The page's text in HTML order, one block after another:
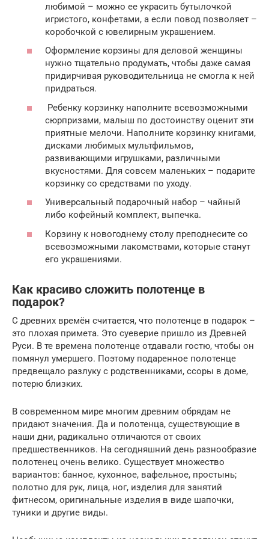
любимой – можно ее украсить бутылочкой
игристого, конфетами, а если повод позволяет –
коробочкой с ювелирным украшением.
Оформление корзины для деловой женщины
нужно тщательно продумать, чтобы даже самая
придирчивая руководительница не смогла к ней
придраться.
Ребенку корзинку наполните всевозможными
сюрпризами, малыш по достоинству оценит эти
приятные мелочи. Наполните корзинку книгами,
дисками любимых мультфильмов,
развивающими игрушками, различными
вкусностями. Для совсем маленьких – подарите
корзинку со средствами по уходу.
Универсальный подарочный набор – чайный
либо кофейный комплект, выпечка.
Корзину к новогоднему столу преподнесите со
всевозможными лакомствами, которые станут
его украшениями.
Как красиво сложить полотенце в
подарок?
С древних времён считается, что полотенце в подарок –
это плохая примета. Это суеверие пришло из Древней
Руси. В те времена полотенце отдавали гостю, чтобы он
помянул умершего. Поэтому подаренное полотенце
предвещало разлуку с родственниками, ссоры в доме,
потерю близких.
В современном мире многим древним обрядам не
придают значения. Да и полотенца, существующие в
наши дни, радикально отличаются от своих
предшественников. На сегодняшний день разнообразие
полотенец очень велико. Существует множество
вариантов: банное, кухонное, вафельное, простынь;
полотно для рук, лица, ног, изделия для занятий
фитнесом, оригинальные изделия в виде шапочки,
туники и другие виды.